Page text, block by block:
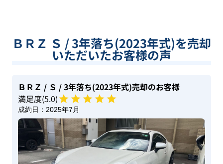
ＢＲＺ Ｓ / 3年落ち(2023年式)を売却
いただいたお客様の声
ＢＲＺ / Ｓ / 3年落ち(2023年式)売却のお客様
満足度(5.0)
成約日： 2025年7月